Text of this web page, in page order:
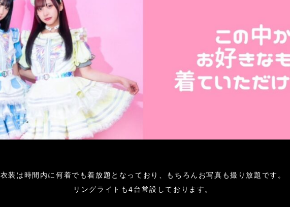
衣装は時間内に何着でも着放題となっており、もちろんお写真も撮り放題です。
リングライトも4台常設しております。